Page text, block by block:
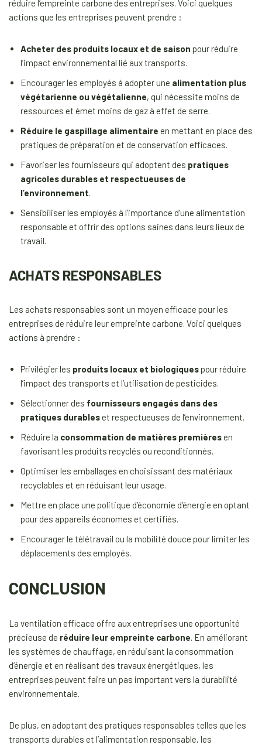
réduire l’empreinte carbone des entreprises. Voici quelques
actions que les entreprises peuvent prendre :
Acheter des produits locaux et de saison pour réduire
l’impact environnemental lié aux transports.
Encourager les employés à adopter une alimentation plus
végétarienne ou végétalienne, qui nécessite moins de
ressources et émet moins de gaz à effet de serre.
Réduire le gaspillage alimentaire en mettant en place des
pratiques de préparation et de conservation efficaces.
Favoriser les fournisseurs qui adoptent des pratiques
agricoles durables et respectueuses de
l’environnement.
Sensibiliser les employés à l’importance d’une alimentation
responsable et offrir des options saines dans leurs lieux de
travail.
ACHATS RESPONSABLES
Les achats responsables sont un moyen efficace pour les
entreprises de réduire leur empreinte carbone. Voici quelques
actions à prendre :
Privilégier les produits locaux et biologiquespour réduire
l’impact des transports et l’utilisation de pesticides.
Sélectionner des fournisseurs engagés dans des
pratiques durableset respectueuses de l’environnement.
Réduire la consommation de matières premièresen
favorisant les produits recyclés ou reconditionnés.
Optimiser les emballages en choisissant des matériaux
recyclables et en réduisant leur usage.
Mettre en place une politique d’économie d’énergie en optant
pour des appareils économes et certifiés.
Encourager le télétravail ou la mobilité douce pour limiter les
déplacements des employés.
CONCLUSION
La ventilation efficace offre aux entreprises une opportunité
précieuse de réduire leur empreinte carbone. En améliorant
les systèmes de chauffage, en réduisant la consommation
d’énergie et en réalisant des travaux énergétiques, les
entreprises peuvent faire un pas important vers la durabilité
environnementale.
De plus, en adoptant des pratiques responsables telles que les
transports durables et l’alimentation responsable, les